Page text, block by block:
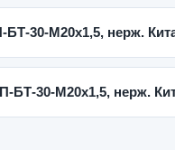
30-M20x1,5, нерж.
30-M20x1,5, нерж.